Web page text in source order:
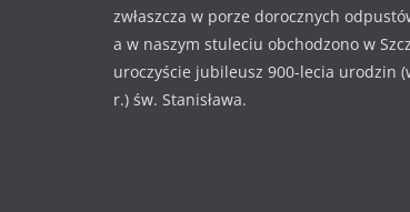
zwłaszcza w porze dorocznych
a w naszym stuleciu obchodzono w
uroczyście jubileusz 900-lecia urodzin
r.) św. Stanisława.